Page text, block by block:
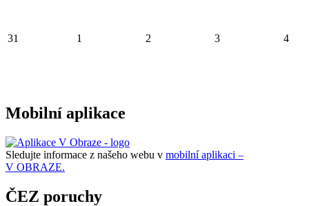
31 1 2 3 4
Mobilní aplikace
Sledujte informace z našeho webu v mobilní aplikaci –
V OBRAZE.
ČEZ poruchy